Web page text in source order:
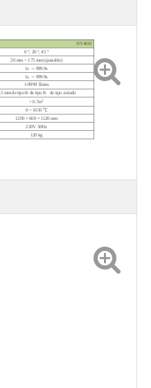
HY4810
0 °, 20 °, 45 °
20 mm ~ 175 mm (ajustable)
1s ～ 999.9s
1s ～ 999.9s
1-9999 Times
mm de tipo K de tipo K de tipo aislado
> 0.7m3
0 ~ 1050 ℃
1200 × 600 × 1120 mm
220V 50Hz
120 kg